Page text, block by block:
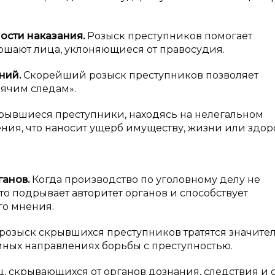
наказания. Розыск преступников помогает
лица, уклоняющиеся от правосудия.
Скорейший розыск преступников позволяет
следам».
преступники, находясь на нелегальном
что наносит ущерб имуществу, жизни или
Когда производство по уголовному делу не
подрывает авторитет органов и способствует
мнения.
скрывшихся преступников тратятся
направлениях борьбы с преступностью.
скрывающихся от органов дознания, следствия и